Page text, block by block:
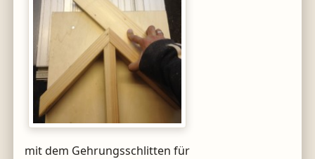
mit dem Gehrungsschlitten für